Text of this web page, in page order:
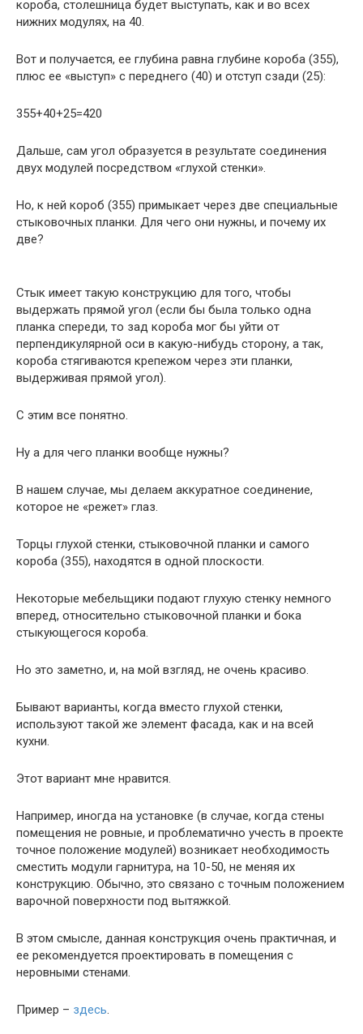
короба, столешница будет выступать, как и во всех
нижних модулях, на 40.
Вот и получается, ее глубина равна глубине короба (355),
плюс ее «выступ» с переднего (40) и отступ сзади (25):
355+40+25=420
Дальше, сам угол образуется в результате соединения
двух модулей посредством «глухой стенки».
Но, к ней короб (355) примыкает через две специальные
стыковочных планки. Для чего они нужны, и почему их
две?
Стык имеет такую конструкцию для того, чтобы
выдержать прямой угол (если бы была только одна
планка спереди, то зад короба мог бы уйти от
перпендикулярной оси в какую-нибудь сторону, а так,
короба стягиваются крепежом через эти планки,
выдерживая прямой угол).
С этим все понятно.
Ну а для чего планки вообще нужны?
В нашем случае, мы делаем аккуратное соединение,
которое не «режет» глаз.
Торцы глухой стенки, стыковочной планки и самого
короба (355), находятся в одной плоскости.
Некоторые мебельщики подают глухую стенку немного
вперед, относительно стыковочной планки и бока
стыкующегося короба.
Но это заметно, и, на мой взгляд, не очень красиво.
Бывают варианты, когда вместо глухой стенки,
используют такой же элемент фасада, как и на всей
кухни.
Этот вариант мне нравится.
Например, иногда на установке (в случае, когда стены
помещения не ровные, и проблематично учесть в проекте
точное положение модулей) возникает необходимость
сместить модули гарнитура, на 10-50, не меняя их
конструкцию. Обычно, это связано с точным положением
варочной поверхности под вытяжкой.
В этом смысле, данная конструкция очень практичная, и
ее рекомендуется проектировать в помещения с
неровными стенами.
Пример – здесь.